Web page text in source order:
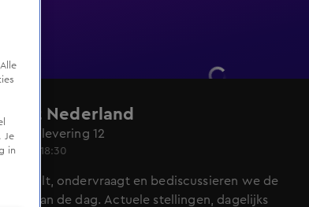
Nederland
1, aflevering 12
2020, 18:30
dag peilt, ondervraagt en bediscussieren we de
van de dag. Actuele stellingen, dagelijks
Je
in